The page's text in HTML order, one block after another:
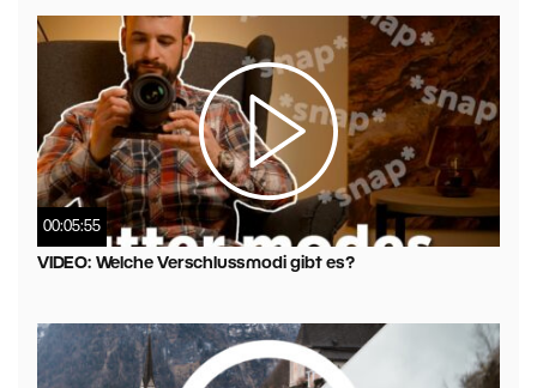
00:05:55
VIDEO: Welche Verschlussmodi gibt es?